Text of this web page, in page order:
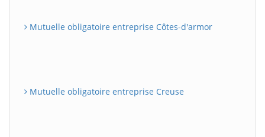
Mutuelle obligatoire entreprise Côtes-d'armor
Mutuelle obligatoire entreprise Creuse